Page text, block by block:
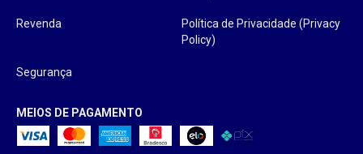
Revenda
Política de Privacidade (Privacy
Policy)
Segurança
MEIOS DE PAGAMENTO